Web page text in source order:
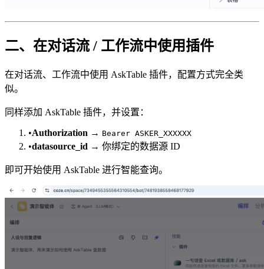
二、在对话流 / 工作流中使用插件
在对话流、工作流中使用 AskTable 插件，配置方式完全类
似。
同样添加 AskTable 插件，并设置：
•Authorization → Bearer ASKER_XXXXXX
•datasource_id → 你绑定的数据源 ID
即可开始使用 AskTable 进行智能查询。